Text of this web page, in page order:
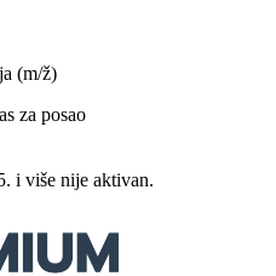
(m/ž)
za posao
i više nije aktivan.